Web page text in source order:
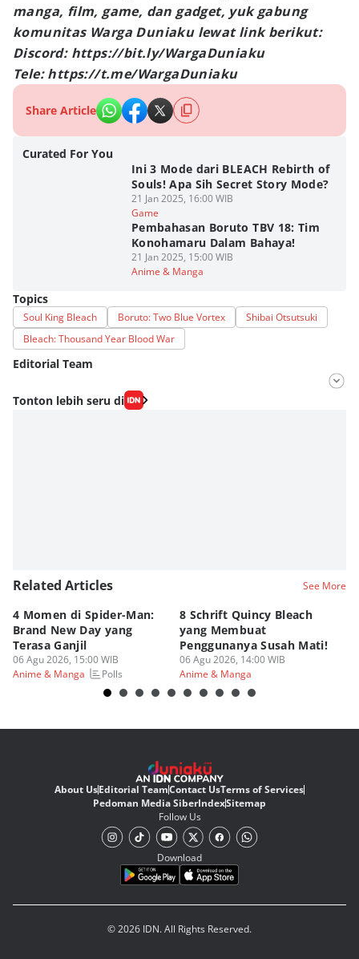
manga, film, game, dan gadget, yuk gabung
komunitas Warga Duniaku lewat link berikut:
Discord: https://bit.ly/WargaDuniaku
Tele: https://t.me/WargaDuniaku
Share Article
Curated For You
Ini 3 Mode dari BLEACH Rebirth of
Souls! Apa Sih Secret Story Mode?
21 Jan 2025, 16:00 WIB
Game
Pembahasan Boruto TBV 18: Tim
Konohamaru Dalam Bahaya!
21 Jan 2025, 15:00 WIB
Anime & Manga
Topics
Soul King Bleach Boruto: Two Blue Vortex
Shibai Otsutsuki
Bleach: Thousand Year Blood War
Editorial Team
Editor
Fahrul Razi Uni Nurullah
Tonton lebih seru di
Related Articles See More
4 Momen di Spider-Man:
Brand New Day yang
Terasa Ganjil
06 Agu 2026, 15:00 WIB
Anime & Manga
Polls
8 Schrift Quincy Bleach
yang Membuat
Penggunanya Susah Mati!
06 Agu 2026, 14:00 WIB
Anime & Manga
About UsEditorial TeamContact UsTerms of Services
Pedoman Media SiberIndexSitemap
Follow Us
Download
© 2026 IDN. All Rights Reserved.